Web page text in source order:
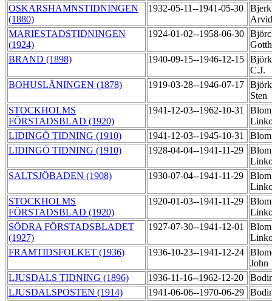
OSKARSHAMNSTIDNINGEN
(1880)
1932-05-11--1941-05-30
MARIESTADSTIDNINGEN
(1924)
1924-01-02--1958-06-30
BRAND (1898)
1940-09-15--1946-12-15
C.J.
BOHUSLÄNINGEN (1878)
1919-03-28--1946-07-17
Sten
STOCKHOLMS
FÖRSTADSBLAD (1920)
1941-12-03--1962-10-31
LIDINGÖ TIDNING (1910)
1941-12-03--1945-10-31
LIDINGÖ TIDNING (1910)
1928-04-04--1941-11-29
SALTSJÖBADEN (1908)
1930-07-04--1941-11-29
STOCKHOLMS
FÖRSTADSBLAD (1920)
1920-01-03--1941-11-29
SÖDRA FÖRSTADSBLADET
(1927)
1927-07-30--1941-12-01
FRAMTIDSFOLKET (1936)
1936-10-23--1941-12-24
John
LJUSDALS TIDNING (1896)
1936-11-16--1962-12-20
LJUSDALSPOSTEN (1914)
1941-06-06--1970-06-29